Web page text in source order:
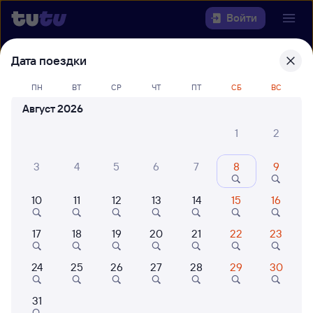
Войти
Выберите день, чтобы найти
билеты Платоновка — Саратов-1
Пасс.
Куда
Когда
Кто едет
Найти поезда
Дата поездки
ПН ВТ СР ЧТ ПТ СБ ВС
Август 2026
1
2
3 4 5 6 7 8 9
10 11 12 13 14 15 16
17 18 19 20 21 22 23
24 25 26 27 28 29 30
31